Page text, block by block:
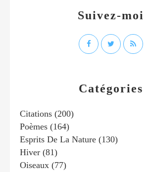
Catégories
Citations (200)
Poèmes (164)
Esprits De La Nature (130)
Hiver (81)
Oiseaux (77)
Suivez-moi